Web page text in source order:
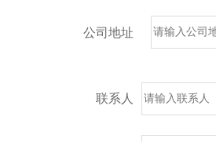
公司地址
联系人